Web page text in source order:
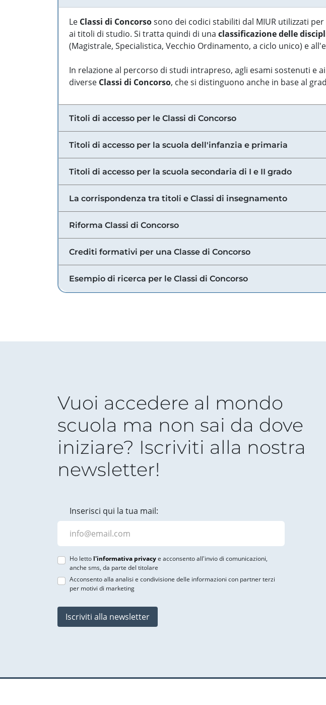
Le Classi di Concorsosono dei codici stabiliti dal MIUR utilizzati
ai titoli di studio. Si tratta quindi di una classificazione delle
(Magistrale, Specialistica, Vecchio Ordinamento, a ciclo unico) e
In relazione al percorso di studi intrapreso, agli esami sostenuti e
diverse Classi di Concorso, che si distinguono anche in base al
Titoli di accesso per le Classi di Concorso
Titoli di accesso per la scuola dell'infanzia e primaria
Titoli di accesso per la scuola secondaria di I e II grado
La corrispondenza tra titoli e Classi di insegnamento
Riforma Classi di Concorso
Crediti formativi per una Classe di Concorso
Esempio di ricerca per le Classi di Concorso
Vuoi accedere al mondo
scuola ma non sai da dove
iniziare? Iscriviti alla nostra
newsletter!
Inserisci qui la tua mail:
Ho letto l'informativa privacye acconsento all'invio di comunicazioni,
anche sms, da parte del titolare
Acconsento alla analisi e condivisione delle informazioni con partner terzi
per motivi di marketing
Iscriviti alla newsletter